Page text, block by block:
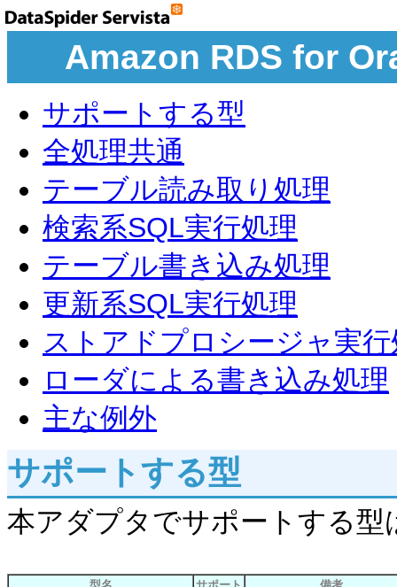
Amazon RDS for
サポートする型
全処理共通
テーブル読み取り処理
検索系SQL実行処理
テーブル書き込み処理
更新系SQL実行処理
ストアドプロシージャ実
ローダによる書き込み処理
主な例外
サポートする型
本アダプタでサポートする型